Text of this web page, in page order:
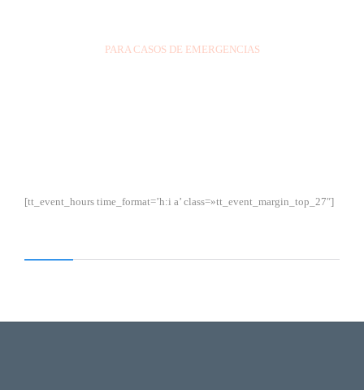
PARA CASOS DE EMERGENCIAS
[tt_event_hours time_format=’h:i a’ class=»tt_event_margin_top_27″]